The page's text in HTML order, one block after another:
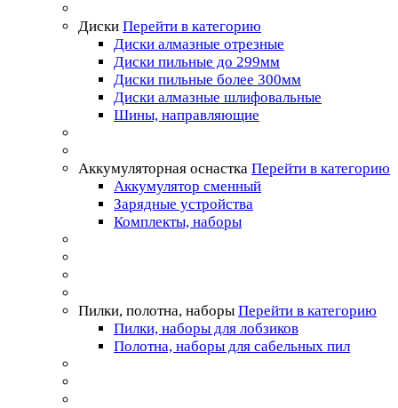
Диски Перейти в категорию
Диски алмазные отрезные
Диски пильные до 299мм
Диски пильные более 300мм
Диски алмазные шлифовальные
Шины, направляющие
Аккумуляторная оснастка Перейти в категорию
Аккумулятор сменный
Зарядные устройства
Комплекты, наборы
Пилки, полотна, наборы Перейти в категорию
Пилки, наборы для лобзиков
Полотна, наборы для сабельных пил